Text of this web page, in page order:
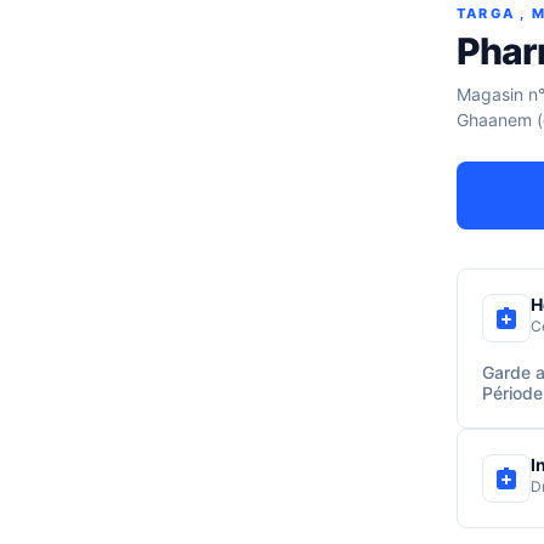
TARGA ,
Magasin
Ghaanem
Garde
Période